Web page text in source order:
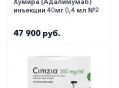
Хумира (Адалимумаб)
инъекции 40мг 0,4 мл №2
47 900 руб.